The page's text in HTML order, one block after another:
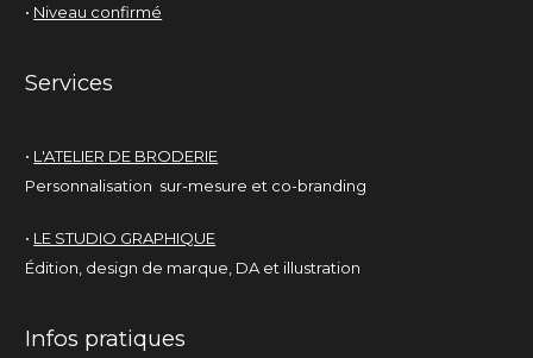
• Niveau confirmé
Services
• L'ATELIER DE BRODERIE
Personnalisation sur-mesure et co-branding
• LE STUDIO GRAPHIQUE
Édition, design de marque, DA et illustration
Infos pratiques